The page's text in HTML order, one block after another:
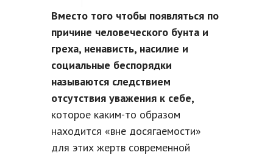
Вместо того чтобы появляться по
причине человеческого бунта и
греха, ненависть, насилие и
социальные беспорядки
называются следствием
отсутствия уважения к себе,
которое каким-то образом
находится «вне досягаемости»
для этих жертв современной